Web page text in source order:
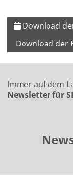
Download
Download der
Immer auf dem
Newsletter für